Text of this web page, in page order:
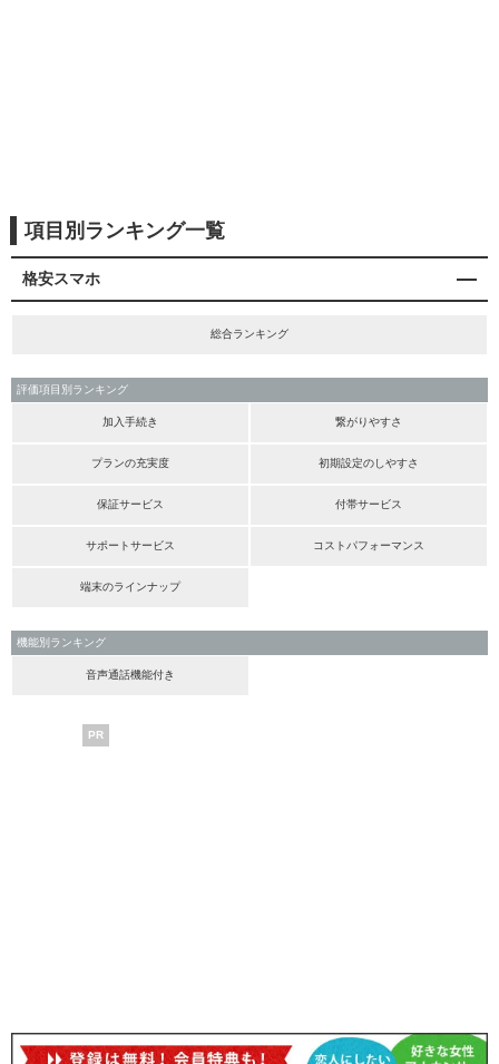
項目別ランキング一覧
格安スマホ
総合ランキング
評価項目別ランキング
加入手続き 繋がりやすさ
プランの充実度 初期設定のしやすさ
保証サービス 付帯サービス
サポートサービス コストパフォーマンス
端末のラインナップ
機能別ランキング
音声通話機能付き
PR